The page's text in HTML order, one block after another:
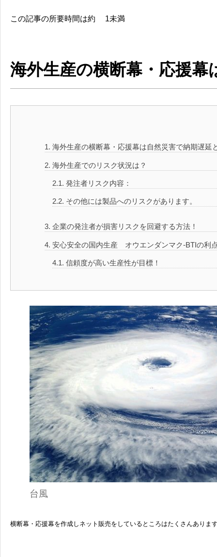
この記事の所要時間は約 1未満
海外生産の横断幕・応援幕
1. 海外生産の横断幕・応援幕は自然災害で納期遅延
2. 海外生産でのリスク状況は？
2.1. 発注者リスク内容：
2.2. その他には製品へのリスクがあります。
3. 企業の発注者が損害リスクを回避する方法！
4. 安心安全の国内生産 オウエンダンマク-BTIの利
4.1. 信頼度が高い生産性が目標！
台風
横断幕・応援幕を作成しネット販売をしているところはたくさんありま